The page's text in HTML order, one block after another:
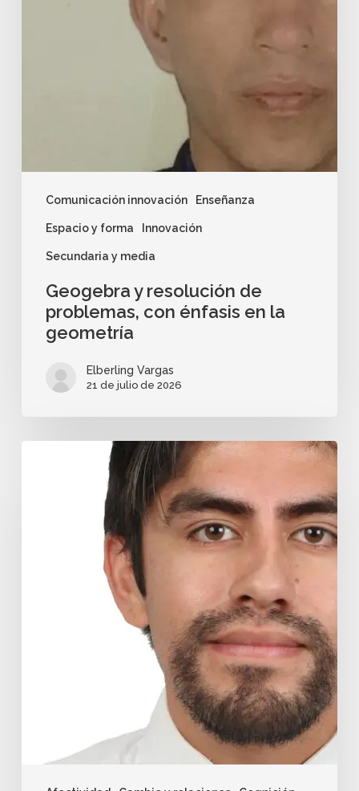
Comunicación innovación Enseñanza
Espacio y forma Innovación
Secundaria y media
Geogebra y resolución de
problemas, con énfasis en la
geometría
Elberling Vargas
21 de julio de 2026